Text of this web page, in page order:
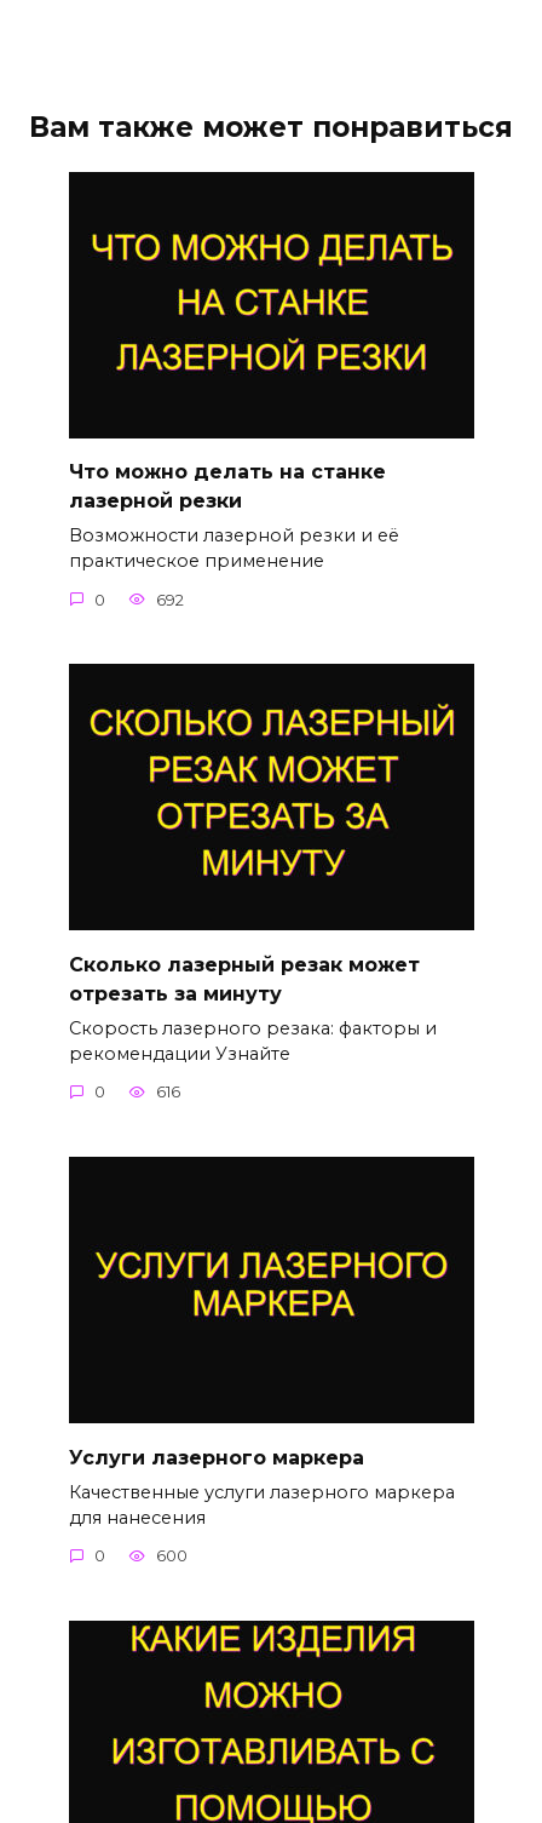
Вам также может понравиться
Что можно делать на станке
лазерной резки
Возможности лазерной резки и её
практическое применение
0 692
Сколько лазерный резак может
отрезать за минуту
Скорость лазерного резака: факторы и
рекомендации Узнайте
0 616
Услуги лазерного маркера
Качественные услуги лазерного маркера
для нанесения
0 600